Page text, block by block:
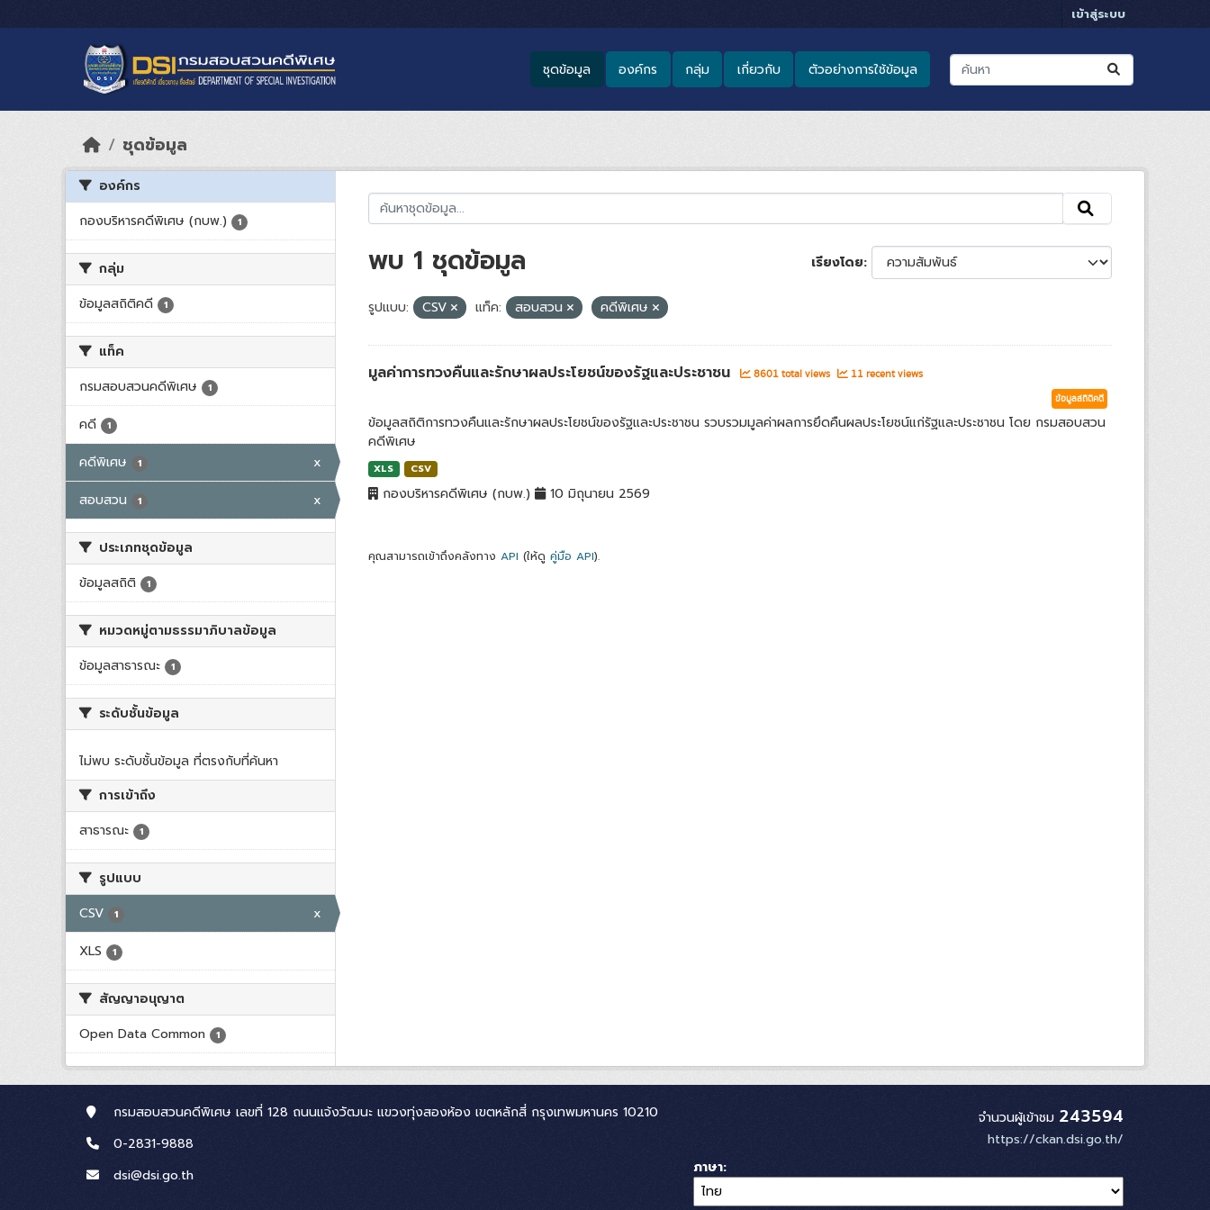
เข้าสู่ระบบ
ชุดข้อมูล องค์กร กลุ่ม เกี่ยวกับ ตัวอย่างการใช้ข้อมูล
ชุดข้อมูล
องค์กร
กองบริหารคดีพิเศษ (กบพ.)
1
กลุ่ม
ข้อมูลสถิติคดี
1
แท็ค
กรมสอบสวนคดีพิเศษ
1
คดี 1
คดีพิเศษ 1
x
สอบสวน
1 x
ประเภทชุดข้อมูล
ข้อมูลสถิติ
1
หมวดหมู่ตามธรรมาภิบาลข้อมูล
ข้อมูลสาธารณะ
1
ระดับชั้นข้อมูล
ไม่พบ ระดับชั้นข้อมูล ที่ตรงกับที่ค้นหา
การเข้าถึง
สาธารณะ
1
รูปแบบ
CSV
1
x
XLS
1
สัญญาอนุญาต
Open Data Common
1
เรียงโดย
พบ 1 ชุดข้อมูล
รูปแบบ: CSV แท็ค: สอบสวน คดีพิเศษ
มูลค่าการทวงคืนและรักษาผลประโยชน์ของรัฐและประชาชน 8601 total views 11 recent views
ข้อมูลสถิติคดี
ข้อมูลสถิติการทวงคืนและรักษาผลประโยชน์ของรัฐและประชาชน รวบรวมมูลค่าผลการยึดคืนผลประโยชน์แก่รัฐและประชาชน โดย กรมสอบสวน
คดีพิเศษ
XLS CSV
กองบริหารคดีพิเศษ (กบพ.) 10 มิถุนายน 2569
คุณสามารถเข้าถึงคลังทาง API (ให้ดู คู่มือ API).
กรมสอบสวนคดีพิเศษ เลขที่ 128 ถนนแจ้งวัฒนะ แขวงทุ่งสองห้อง เขตหลักสี่ กรุงเทพมหานคร 10210
0-2831-9888
dsi@dsi.go.th
จำนวนผู้เข้าชม 243594
https://ckan.dsi.go.th/
ภาษา